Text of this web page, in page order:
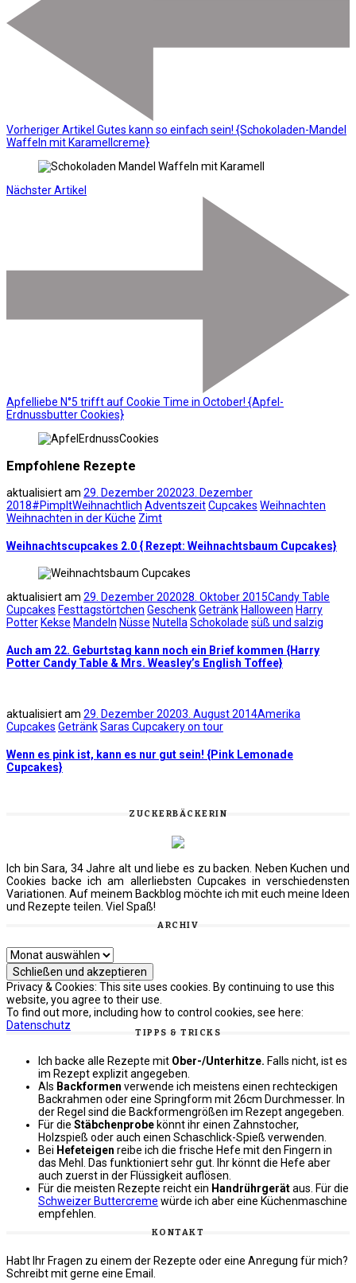
Vorheriger Artikel Gutes kann so einfach sein! {Schokoladen-Mandel
Waffeln mit Karamellcreme}
Nächster Artikel
Apfelliebe N°5 trifft auf Cookie Time in October! {Apfel-
Erdnussbutter Cookies}
Empfohlene Rezepte
aktualisiert am 29. Dezember 202023. Dezember
2018#PimpItWeihnachtlich AdventszeitCupcakes Weihnachten
Weihnachten in der Küche Zimt
Weihnachtscupcakes 2.0 { Rezept: Weihnachtsbaum Cupcakes}
aktualisiert am 29. Dezember 202028. Oktober 2015Candy Table
Cupcakes Festtagstörtchen GeschenkGetränk Halloween Harry
Potter Kekse Mandeln Nüsse NutellaSchokolade süß und salzig
Auch am 22. Geburtstag kann noch ein Brief kommen {Harry
Potter Candy Table & Mrs. Weasley’s English Toffee}
aktualisiert am 29. Dezember 20203. August 2014Amerika
Cupcakes GetränkSaras Cupcakery on tour
Wenn es pink ist, kann es nur gut sein! {Pink Lemonade
Cupcakes}
ZUCKERBÄCKERIN
Ich bin Sara, 34 Jahre alt und liebe es zu backen. Neben Kuchen und
Cookies backe ich am allerliebsten Cupcakes in verschiedensten
Variationen. Auf meinem Backblog möchte ich mit euch meine Ideen
und Rezepte teilen. Viel Spaß!
ARCHIV
Archiv
Privacy & Cookies: This site uses cookies. By continuing to use this
website, you agree to their use.
To find out more, including how to control cookies, see here:
Datenschutz
TIPPS & TRICKS
Ich backe alle Rezepte mit Ober-/Unterhitze. Falls nicht, ist es
im Rezept explizit angegeben.
Als Backformen verwende ich meistens einen rechteckigen
Backrahmen oder eine Springform mit 26cm Durchmesser. In
der Regel sind die Backformengrößen im Rezept angegeben.
Für die Stäbchenprobe könnt ihr einen Zahnstocher,
Holzspieß oder auch einen Schaschlick-Spieß verwenden.
Bei Hefeteigen reibe ich die frische Hefe mit den Fingern in
das Mehl. Das funktioniert sehr gut. Ihr könnt die Hefe aber
auch zuerst in der Flüssigkeit auflösen.
Für die meisten Rezepte reicht ein Handrührgerätaus. Für die
Schweizer Buttercreme würde ich aber eine Küchenmaschine
empfehlen.
KONTAKT
Habt Ihr Fragen zu einem der Rezepte oder eine Anregung für mich?
Schreibt mit gerne eine Email.